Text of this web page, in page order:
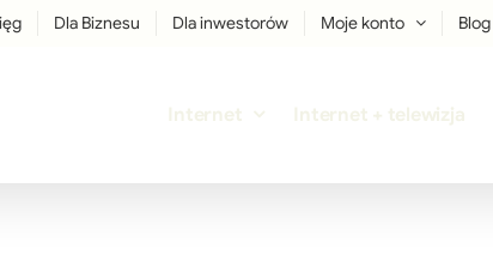
Dla Biznesu Dla inwestorów Moje konto Blog
Internet Internet + telewizja